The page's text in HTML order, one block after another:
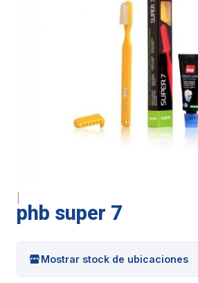
phb super 7
Mostrar stock de ubicaciones